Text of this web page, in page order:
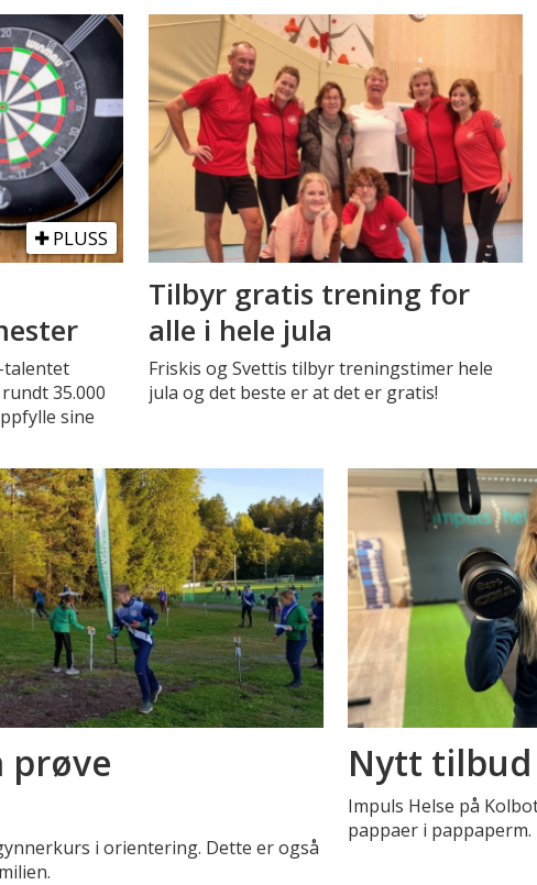
PLUSS
talentet
35.000
sine
Tilbyr gratis trening for
alle i hele jula
Friskis og Svettis tilbyr treningstimer hele
jula og det beste er at det er gratis!
prøve
i orientering. Dette er også
Nytt
Impuls Helse på
pappaer i pappaperm.